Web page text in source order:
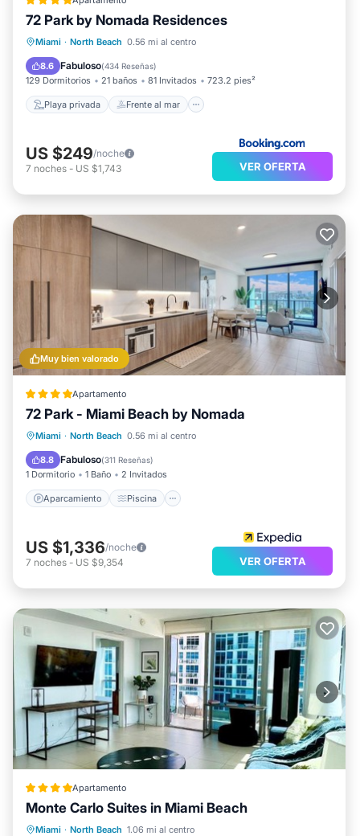
72 Park by Nomada Residences
Miami · North Beach 0.56 mi al centro
8.6 Fabuloso(434 Reseñas)
129 Dormitorios 21 baños 81 Invitados 723.2 pies²
Playa privada Frente al mar
Playa privada
Frente al mar
Estación de carga para vehículos eléctricos
Aparcamiento
US $249/noche
7 noches - US $1,743 VER OFERTA
Muy bien valorado
Apartamento
72 Park - Miami Beach by Nomada
Miami · North Beach 0.56 mi al centro
8.8 Fabuloso(311 Reseñas)
1 Dormitorio 1 Baño 2 Invitados
Aparcamiento Piscina
Aparcamiento Piscina
Balcón/Terraza
US $1,336/noche
7 noches - US $9,354 VER OFERTA
Apartamento
Monte Carlo Suites in Miami Beach
Miami · North Beach 1.06 mi al centro
Playa privada
Frente al mar